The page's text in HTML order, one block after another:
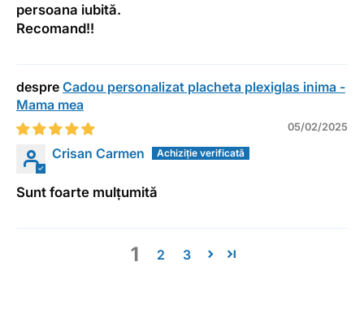
persoana iubită.
Recomand!!
Cadou personalizat placheta plexiglas inima -
Mama mea
05/02/2025
Crisan Carmen
Sunt foarte mulțumită
1 2 3